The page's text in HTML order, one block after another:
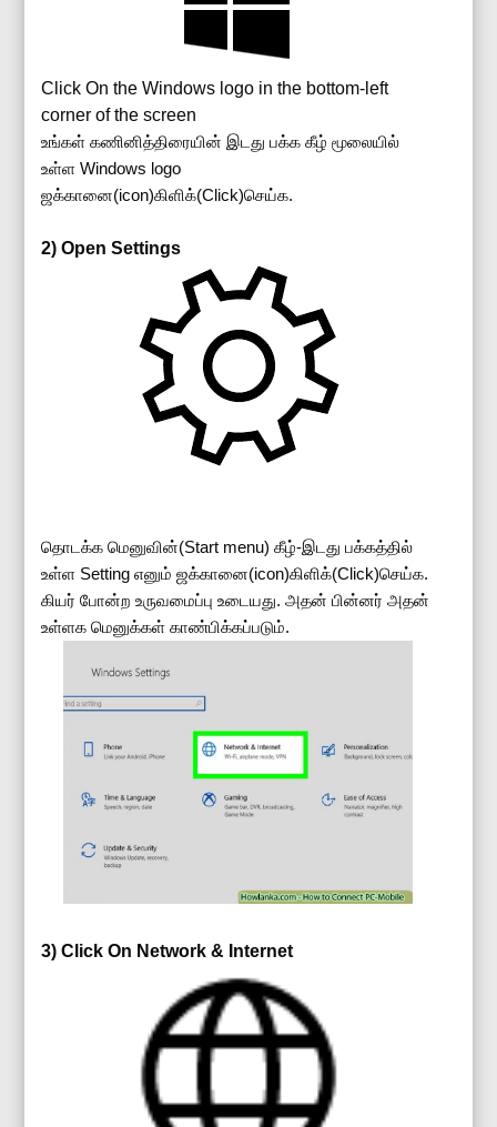
Click On the Windows logo in the bottom-left
corner of the screen
உங்கள் கணினித்திரையின் இடது பக்க கீழ் மூலையில்
உள்ள Windows logo
ஜக்கானை(icon)கிளிக்(Click)செய்க.
2) Open Settings
தொடக்க மெனுவின்(Start menu) கீழ்-இடது பக்கத்தில்
உள்ள Setting எனும் ஜக்கானை(icon)கிளிக்(Click)செய்க.
கியர் போன்ற உருவமைப்பு உடையது. அதன் பின்னர் அதன்
உள்ளக மெனுக்கள் காண்பிக்கப்படும்.
3) Click On Network & Internet